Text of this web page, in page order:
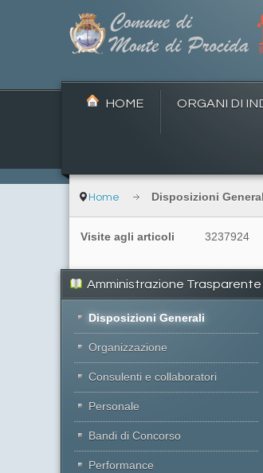
HOME ORGANI DI
Home Disposizioni
Visite agli articoli 3237924
Amministrazione Trasparente
Disposizioni Generali
Organizzazione
Consulenti e collaboratori
Personale
Bandi di Concorso
Performance